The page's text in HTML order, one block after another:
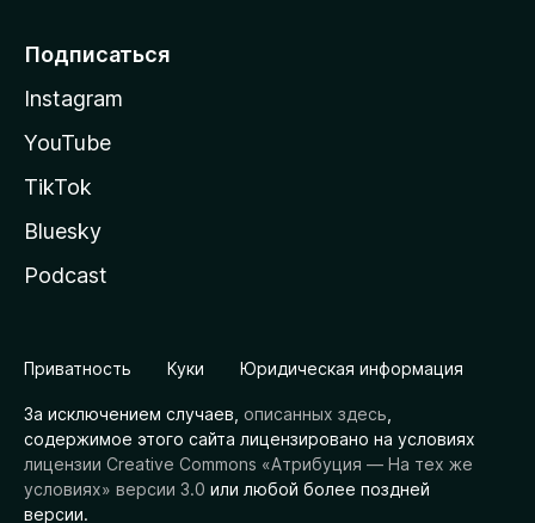
Подписаться
Instagram
YouTube
TikTok
Bluesky
Podcast
Приватность Куки Юридическая информация
За исключением случаев, описанных здесь
содержимое этого сайта лицензировано на условиях
лицензии Creative Commons «Атрибуция — На тех же
условиях» версии 3.0 или любой более поздней
версии.